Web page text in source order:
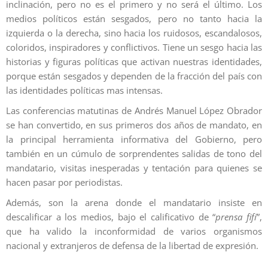
inclinación, pero no es el primero y no será el último. Los
medios políticos están sesgados, pero no tanto hacia la
izquierda o la derecha, sino hacia los ruidosos, escandalosos,
coloridos, inspiradores y conflictivos. Tiene un sesgo hacia las
historias y figuras políticas que activan nuestras identidades,
porque están sesgados y dependen de la fracción del país con
las identidades políticas mas intensas.
Las conferencias matutinas de Andrés Manuel López Obrador
se han convertido, en sus primeros dos años de mandato, en
la principal herramienta informativa del Gobierno, pero
también en un cúmulo de sorprendentes salidas de tono del
mandatario, visitas inesperadas y tentación para quienes se
hacen pasar por periodistas.
Además, son la arena donde el mandatario insiste en
descalificar a los medios, bajo el calificativo de “prensa fifí”,
que ha valido la inconformidad de varios organismos
nacional y extranjeros de defensa de la libertad de expresión.